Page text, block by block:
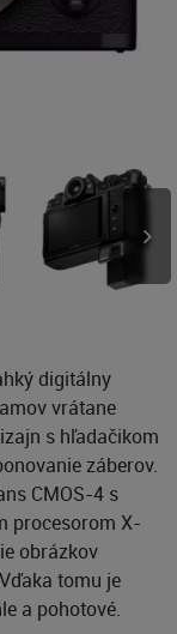
digitálny
vrátane
s hľadačikom
záberov.
CMOS-4 s
procesorom X-
obrázkov
tomu je
a pohotové.